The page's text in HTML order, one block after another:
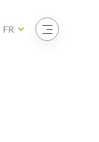
Ouvrir le menu
FR